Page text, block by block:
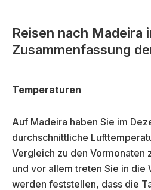
Reisen nach Madeira
Zusammenfassung
Temperaturen
Auf Madeira haben Sie im
durchschnittliche
Vergleich zu den Vormonaten
und vor allem treten Sie in die
werden feststellen, dass die